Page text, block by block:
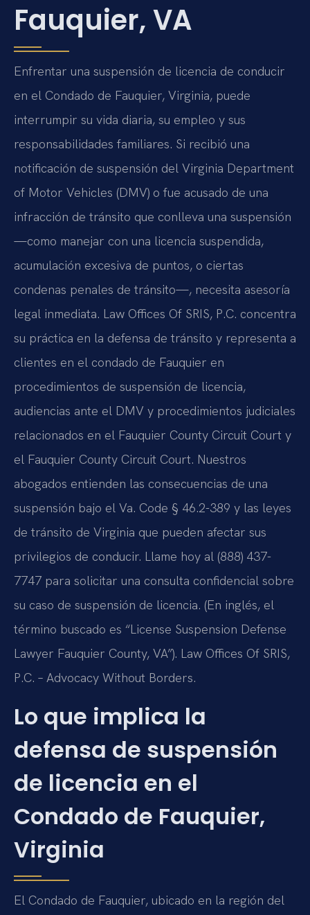
Fauquier, VA
Enfrentar una suspensión de licencia de conducir
en el Condado de Fauquier, Virginia, puede
interrumpir su vida diaria, su empleo y sus
responsabilidades familiares. Si recibió una
notificación de suspensión del Virginia Department
of Motor Vehicles (DMV) o fue acusado de una
infracción de tránsito que conlleva una suspensión
—como manejar con una licencia suspendida,
acumulación excesiva de puntos, o ciertas
condenas penales de tránsito—, necesita asesoría
legal inmediata. Law Offices Of SRIS, P.C. concentra
su práctica en la defensa de tránsito y representa a
clientes en el condado de Fauquier en
procedimientos de suspensión de licencia,
audiencias ante el DMV y procedimientos judiciales
relacionados en el Fauquier County Circuit Court y
el Fauquier County Circuit Court. Nuestros
abogados entienden las consecuencias de una
suspensión bajo el Va. Code § 46.2-389 y las leyes
de tránsito de Virginia que pueden afectar sus
privilegios de conducir. Llame hoy al (888) 437-
7747 para solicitar una consulta confidencial sobre
su caso de suspensión de licencia. (En inglés, el
término buscado es “License Suspension Defense
Lawyer Fauquier County, VA”). Law Offices Of SRIS,
P.C. – Advocacy Without Borders.
Lo que implica la
defensa de suspensión
de licencia en el
Condado de Fauquier,
Virginia
El Condado de Fauquier, ubicado en la región del